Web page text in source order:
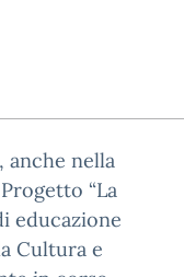
anche nella
“La
educazione
Cultura e